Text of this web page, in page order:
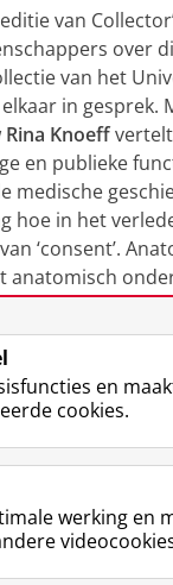
van
over
van het
in gesprek.
Rina Knoeff
en publieke
medische
hoe in het
‘consent’.
anatomisch
ingericht. Oud-
John Le
Host is
en
cookies.
werking en